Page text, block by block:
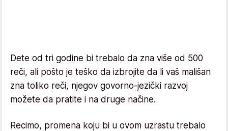
Dete od tri godine bi trebalo da zna više od 500
reči, ali pošto je teško da izbrojite da li vaš mališan
zna toliko reči, njegov govorno-jezički razvoj
možete da pratite i na druge načine.
Recimo, promena koju bi u ovom uzrastu trebalo